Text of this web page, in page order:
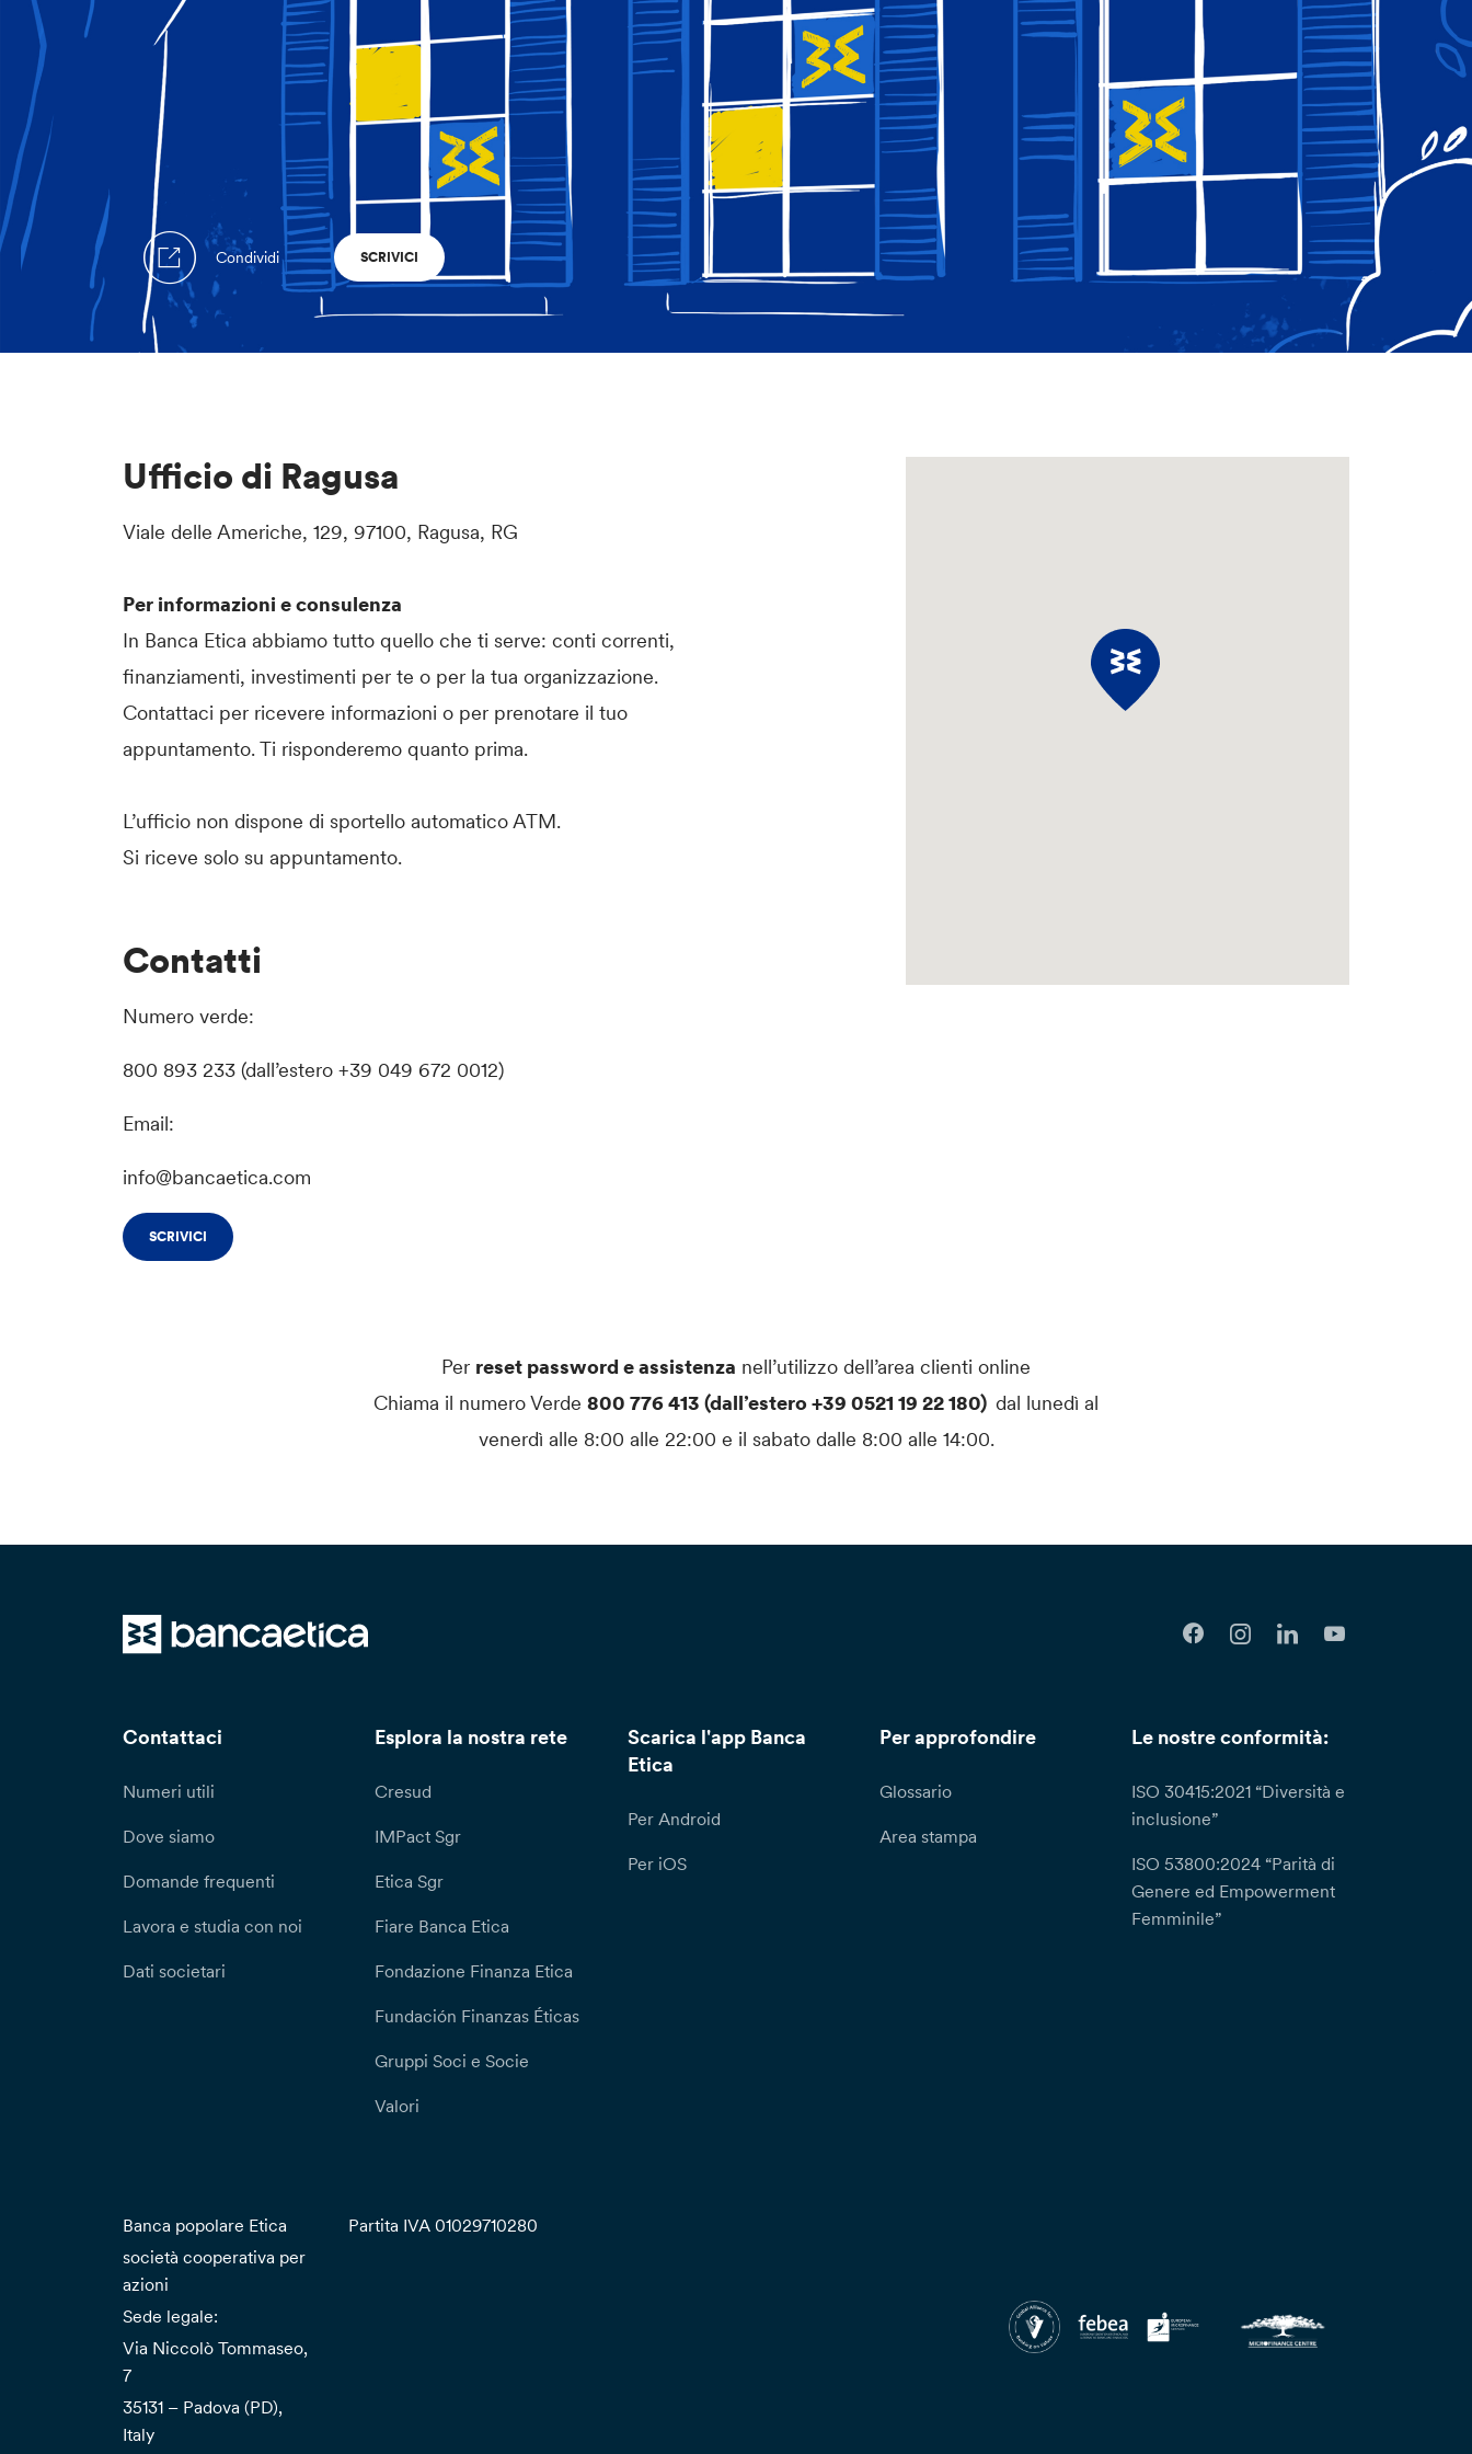
Condividi SCRIVICI
Ufficio di Ragusa
Viale delle Americhe, 129, 97100, Ragusa, RG
Per informazioni e consulenza
In Banca Etica abbiamo tutto quello che ti serve: conti correnti,
finanziamenti, investimenti per te o per la tua organizzazione.
Contattaci per ricevere informazioni o per prenotare il tuo
appuntamento. Ti risponderemo quanto prima.
L’ufficio non dispone di sportello automatico ATM.
Si riceve solo su appuntamento.
Contatti
Numero verde:
800 893 233 (dall’estero +39 049 672 0012)
Email:
info@bancaetica.com
SCRIVICI
Per reset password e assistenza nell’utilizzo dell’area clienti online
Chiama il numero Verde 800 776 413 (dall’estero +39 0521 19 22 180) dal lunedì al
venerdì alle 8:00 alle 22:00 e il sabato dalle 8:00 alle 14:00.
Contattaci
Numeri utili
Dove siamo
Domande frequenti
Lavora e studia con noi
Dati societari
Esplora la nostra rete
Cresud
IMPact Sgr
Etica Sgr
Fiare Banca Etica
Fondazione Finanza Etica
Fundación Finanzas Éticas
Gruppi Soci e Socie
Valori
Scarica l'app Banca
Etica
Per Android
Per iOS
Per approfondire
Glossario
Area stampa
Le nostre conformità:
ISO 30415:2021 “Diversità e
inclusione”
ISO 53800:2024 “Parità di
Genere ed Empowerment
Femminile”
Banca popolare Etica
società cooperativa per
azioni
Sede legale:
Via Niccolò Tommaseo,
7
35131 – Padova (PD),
Italy
Partita IVA 01029710280